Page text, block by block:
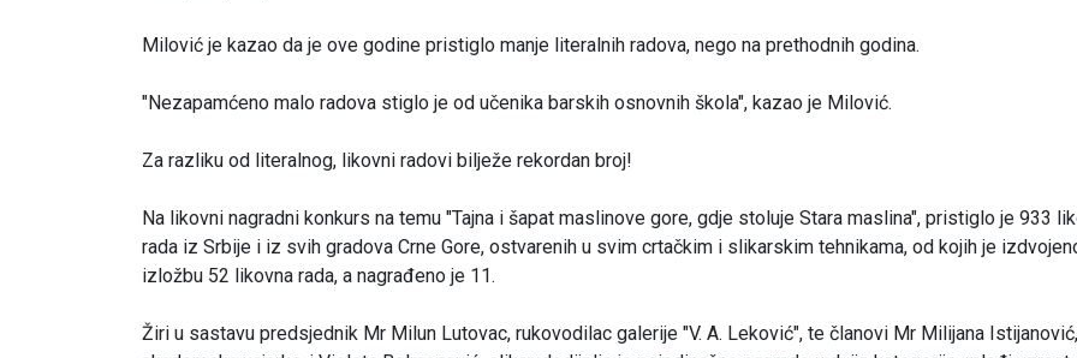
Milović je kazao da je ove godine pristiglo manje literalnih radova, nego na prethodnih godina.
"Nezapamćeno malo radova stiglo je od učenika barskih osnovnih škola", kazao je Milović.
Za razliku od literalnog, likovni radovi bilježe rekordan broj!
Na likovni nagradni konkurs na temu "Tajna i šapat maslinove gore, gdje stoluje Stara maslina", pristiglo je 933
rada iz Srbije i iz svih gradova Crne Gore, ostvarenih u svim crtačkim i slikarskim tehnikama, od kojih je
izložbu 52 likovna rada, a nagrađeno je 11.
Žiri u sastavu predsjednik Mr Milun Lutovac, rukovodilac galerije "V. A. Leković", te članovi Mr Milijana Istijanović,